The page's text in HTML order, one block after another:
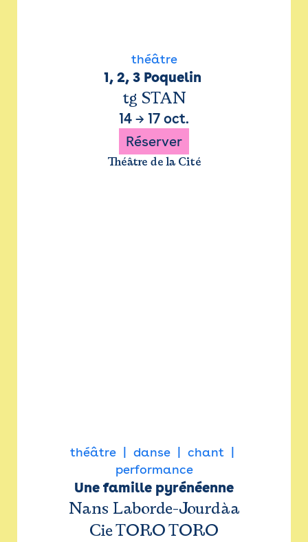
théâtre
1, 2, 3 Poquelin
tg STAN
14 → 17 oct.
Réserver
Théâtre de la Cité
théâtre danse
chant
performance
Une famille pyrénéenne
Nans Laborde-Jourdàa
Cie TORO TORO